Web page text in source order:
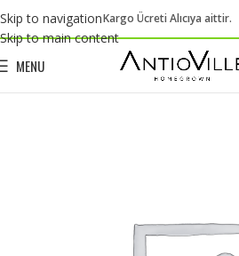
Skip to navigation
Skip to main content
Kargo Ücreti Alıcıya aittir.
MENU